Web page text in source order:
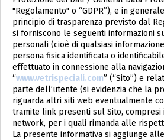
"Regolamento" o “GDPR”), e in
principio di trasparenza previsto dal
si forniscono le seguenti informazioni
personali (cioè di qualsiasi
persona fisica identificata o
effettuato in connessione alla
“www.vetrispeciali.com” (“Sito”) e
parte dell’utente (si evidenzia che la
riguarda altri siti web eventualmente
tramite link presenti sul Sito, compresi
network, per i quali rimanda alle
La presente informativa si aggiunge